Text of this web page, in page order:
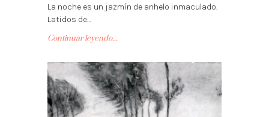
La noche es un jazmín de anhelo inmaculado.
Latidos de…
Continuar leyendo...